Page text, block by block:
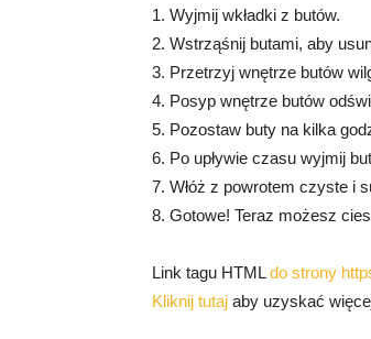
1. Wyjmij wkładki z butów.
2. Wstrząśnij butami, aby
3. Przetrzyj wnętrze butów
4. Posyp wnętrze butów
5. Pozostaw buty na kilka
6. Po upływie czasu wyjmij
7. Włóż z powrotem czyste i
8. Gotowe! Teraz możesz
Link tagu HTMLdo strony
Kliknij tutaj aby uzyskać